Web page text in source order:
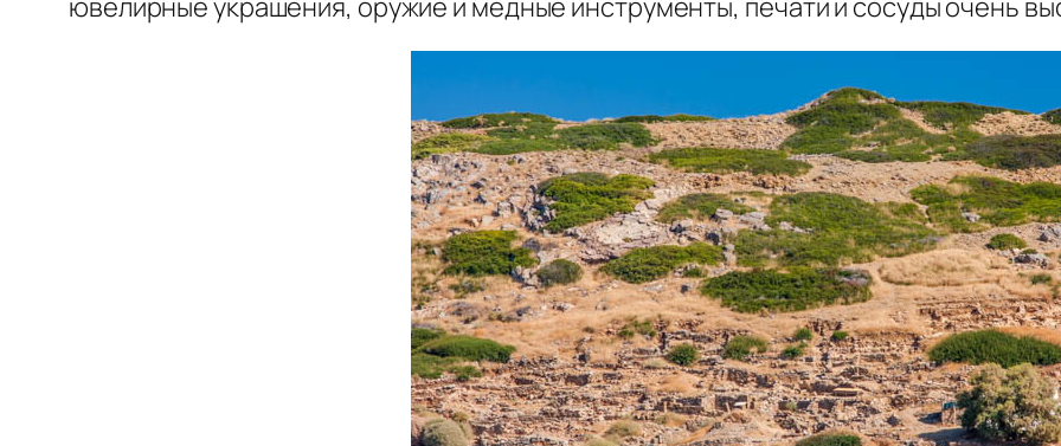
ювелирные украшения, оружие и медные инструменты, печати и сосуды очень